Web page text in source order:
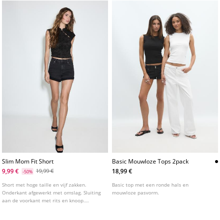
Slim Mom Fit Short
9,99 €
-50% 19,99 €
Short met hoge taille en vijf zakken.
Onderkant afgewerkt met omslag. Sluiting
aan de voorkant met rits en knoop.
Basic Mouwloze Tops 2pack
18,99 €
Basic top met een ronde hals en
mouwloze pasvorm.